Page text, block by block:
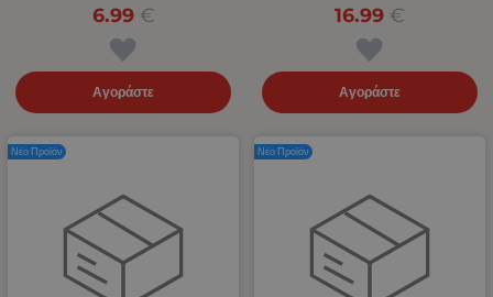
6.99 €
Αγοράστε
16.99 €
Αγοράστε
Νέο Προϊόν Νέο Προϊόν